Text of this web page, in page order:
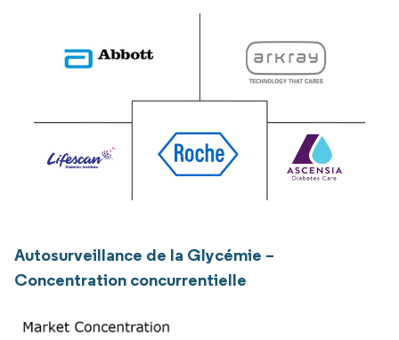
Autosurveillance de la Glycémie –
Concentration concurrentielle